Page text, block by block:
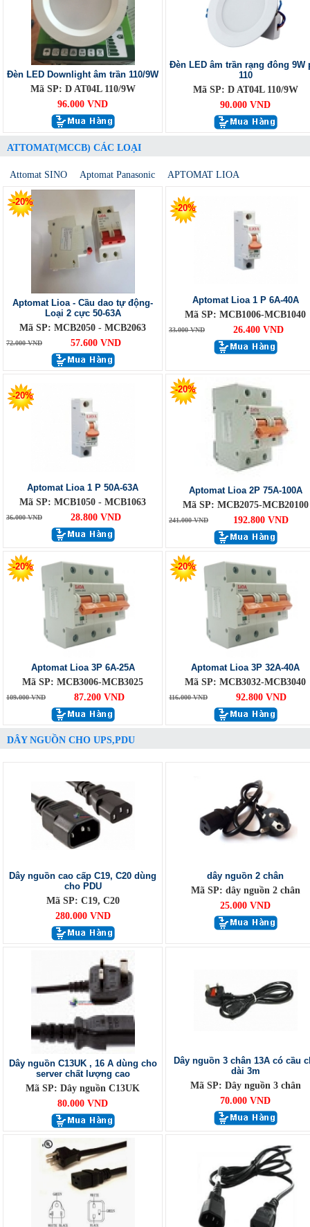
Đèn LED Downlight âm trần 110/9W
Mã SP: D AT04L 110/9W
96.000 VND
Đèn LED âm trần rạng đông 9W
110
Mã SP: D AT04L 110/9W
90.000 VND
ATTOMAT(MCCB) CÁC LOẠI
Attomat SINO Aptomat Panasonic APTOMAT LIOA
-20%
Aptomat Lioa - Cầu dao tự động-
Loại 2 cực 50-63A
Mã SP: MCB2050 - MCB2063
72.000 VND 57.600 VND
-20%
Aptomat Lioa 1 P 6A-40A
Mã SP: MCB1006-MCB1040
33.000 VND 26.400 VND
-20%
Aptomat Lioa 1 P 50A-63A
Mã SP: MCB1050 - MCB1063
36.000 VND 28.800 VND
-20%
Aptomat Lioa 2P 75A-100A
Mã SP: MCB2075-MCB20100
241.000 VND 192.800 VND
-20%
Aptomat Lioa 3P 6A-25A
Mã SP: MCB3006-MCB3025
109.000 VND 87.200 VND
-20%
Aptomat Lioa 3P 32A-40A
Mã SP: MCB3032-MCB3040
116.000 VND 92.800 VND
DÂY NGUỒN CHO UPS,PDU
Dây nguồn cao cấp C19, C20 dùng
cho PDU
Mã SP: C19, C20
280.000 VND
dây nguồn 2 chân
Mã SP: dây nguồn 2 chân
25.000 VND
Dây nguồn C13UK , 16 A dùng cho
server chất lượng cao
Mã SP: Dây nguồn C13UK
80.000 VND
Dây nguồn 3 chân 13A có cầu
dài 3m
Mã SP: Dây nguồn 3 chân
70.000 VND